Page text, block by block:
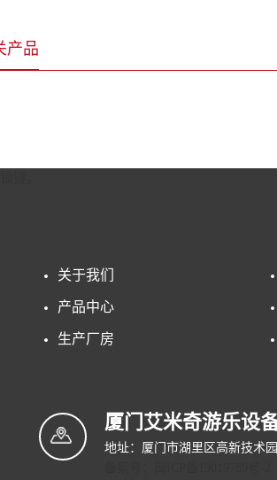
产品
关于我们
产品中心
生产厂房
厦门艾米奇游乐设
地址：厦门市湖里区高新技术